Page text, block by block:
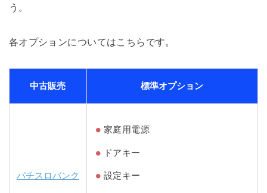
う。
各オプションについてはこちらです。
中古販売 標準オプション
パチスロバンク
家庭用電源
ドアキー
設定キー